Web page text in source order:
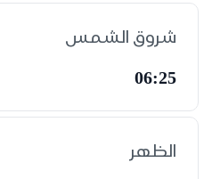
شروق الشمس
06:25
الظهر